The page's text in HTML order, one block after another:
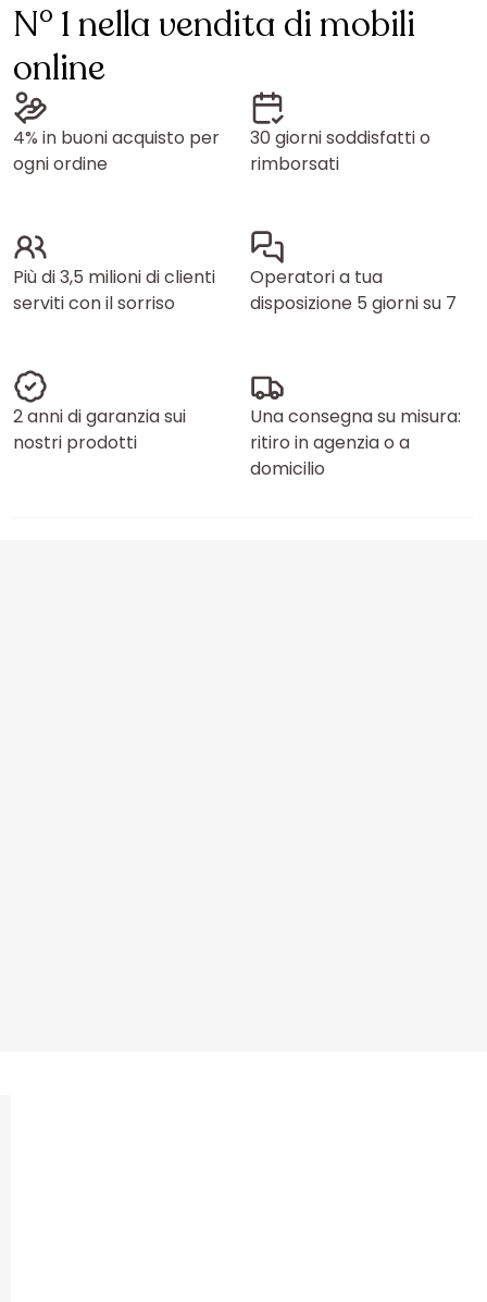
N° 1 nella vendita di mobili
online
4% in buoni acquisto per
ogni ordine
30 giorni soddisfatti o
rimborsati
Più di 3,5 milioni di clienti
serviti con il sorriso
Operatori a tua
disposizione 5 giorni su 7
2 anni di garanzia sui
nostri prodotti
Una consegna su misura:
ritiro in agenzia o a
domicilio